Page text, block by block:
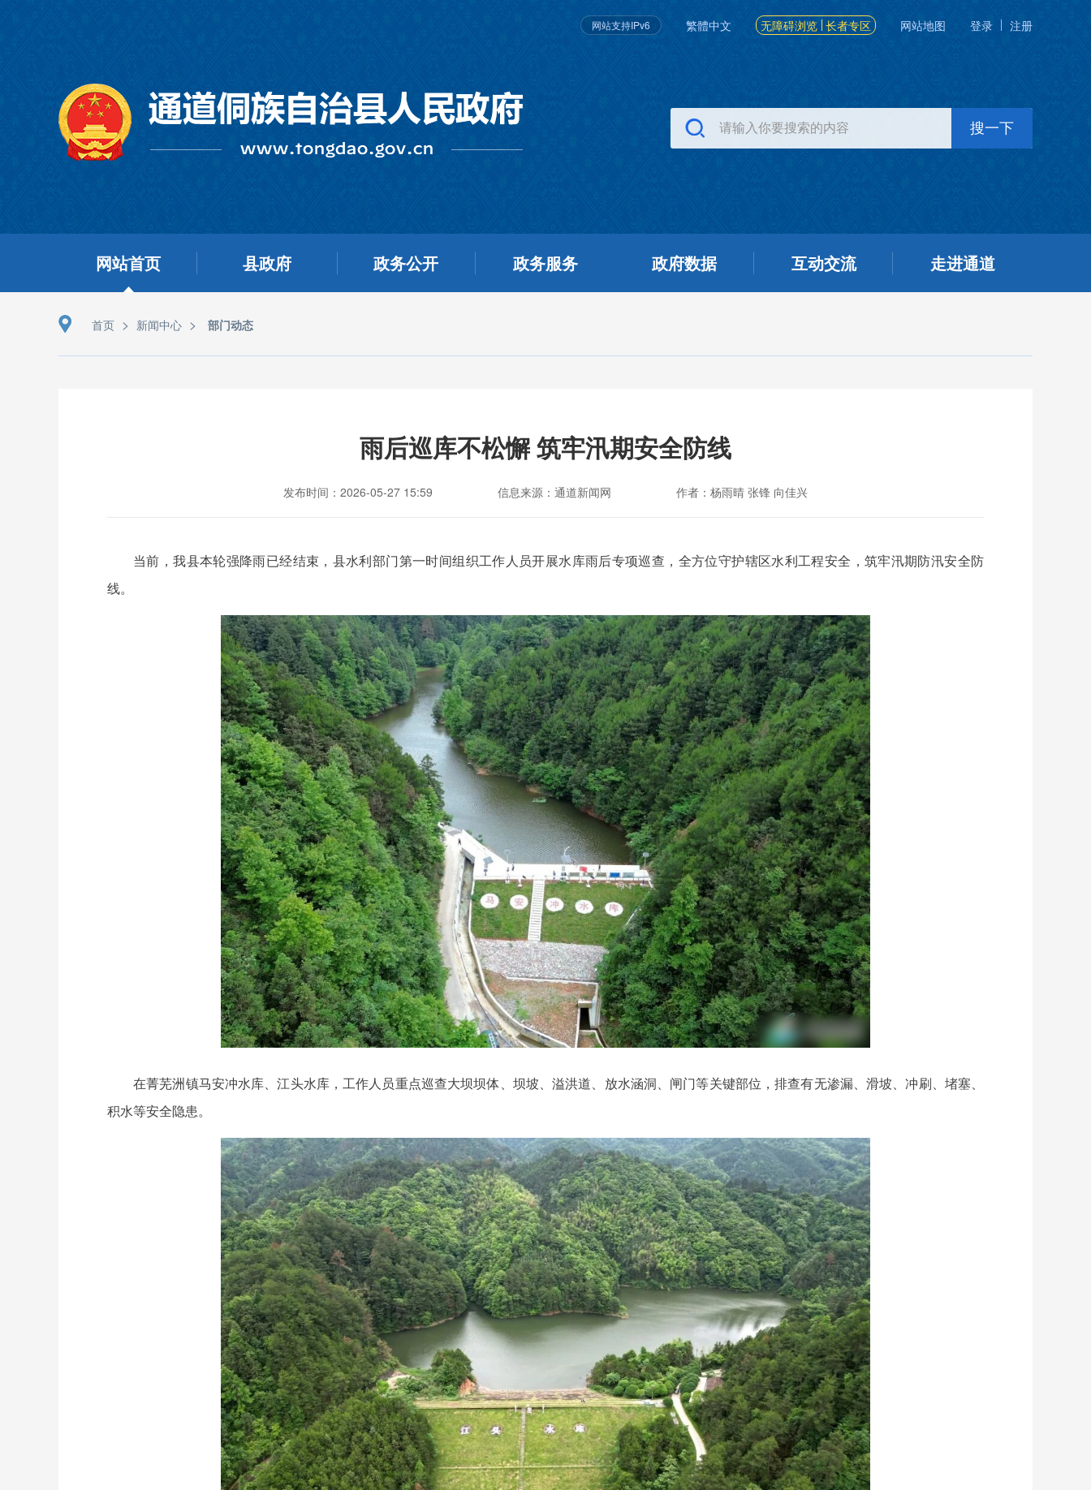
网站支持IPv6 繁體中文 无障碍浏览 长者专区 网站地图 登录 注册
网站首页 县政府 政务公开 政务服务 政府数据 互动交流 走进通道
首页 > 新闻中心 > 部门动态
雨后巡库不松懈 筑牢汛期安全防线
发布时间：2026-05-27 15:59 信息来源：通道新闻网 作者：杨雨晴 张锋 向佳兴
当前，我县本轮强降雨已经结束，县水利部门第一时间组织工作人员开展水库雨后专项巡查，全方位守护辖区水利工程安全，筑牢汛期防汛安全防
线。
在菁芜洲镇马安冲水库、江头水库，工作人员重点巡查大坝坝体、坝坡、溢洪道、放水涵洞、闸门等关键部位，排查有无渗漏、滑坡、冲刷、堵塞、
积水等安全隐患。